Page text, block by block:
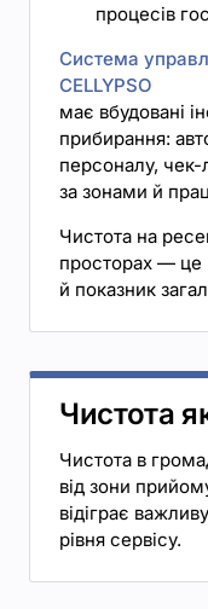
процесів
Система
CELLYPSO
має вбудовані
прибирання:
персоналу, чек-
за зонами й
Чистота на
просторах — це
й показник
Чистота
Чистота в
від зони
відіграє
рівня сервісу.